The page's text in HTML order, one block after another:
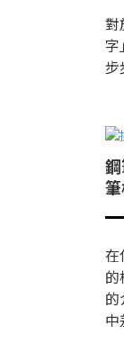
對
字
步
筆
在
中